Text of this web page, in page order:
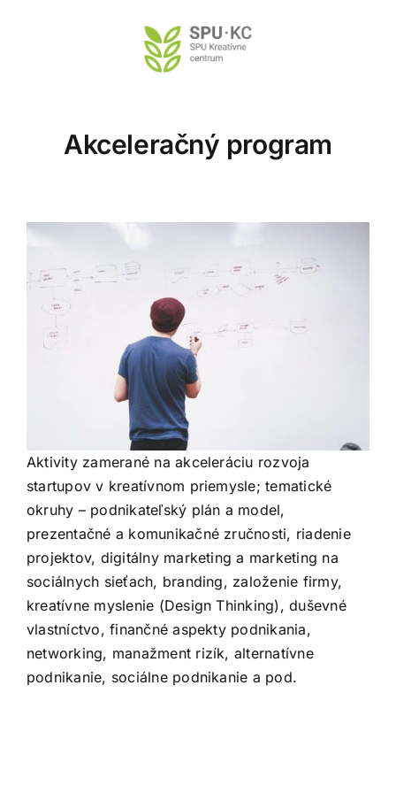
Akceleračný program
Aktivity zamerané na akceleráciu rozvoja
startupov v kreatívnom priemysle; tematické
okruhy – podnikateľský plán a model,
prezentačné a komunikačné zručnosti, riadenie
projektov, digitálny marketing a marketing na
sociálnych sieťach, branding, založenie firmy,
kreatívne myslenie (Design Thinking), duševné
vlastníctvo, finančné aspekty podnikania,
networking, manažment rizík, alternatívne
podnikanie, sociálne podnikanie a pod.